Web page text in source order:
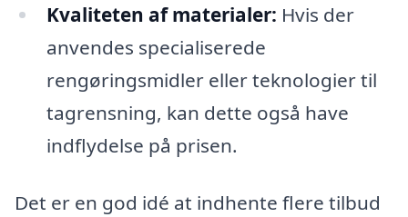
Kvaliteten af materialer: Hvis der
anvendes specialiserede
rengøringsmidler eller teknologier til
tagrensning, kan dette også have
indflydelse på prisen.
Det er en god idé at indhente flere tilbud